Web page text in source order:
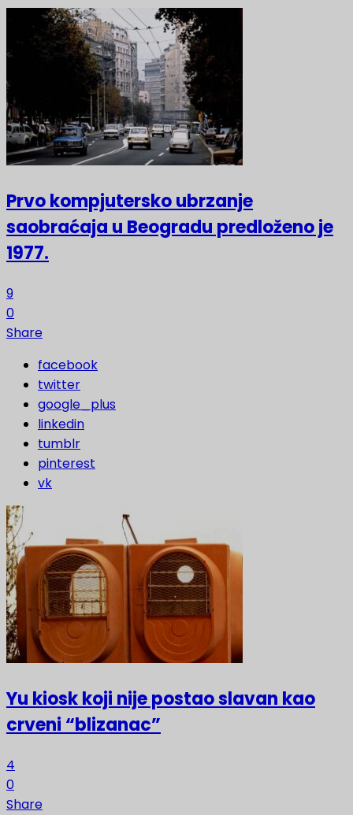
Prvo kompjutersko ubrzanje
saobraćaja u Beogradu predloženo je
1977.
9
0
Share
facebook
twitter
google_plus
linkedin
tumblr
pinterest
vk
Yu kiosk koji nije postao slavan kao
crveni “blizanac”
4
0
Share